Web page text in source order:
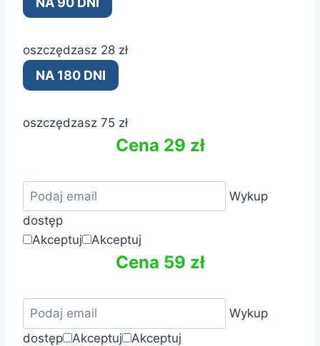
oszczędzasz 28 zł
NA 180 DNI
oszczędzasz 75 zł
Cena 29 zł
Wykup
dostęp
Akceptuj
Akceptuj
Cena 59 zł
Wykup
dostęp
Akceptuj Akceptuj